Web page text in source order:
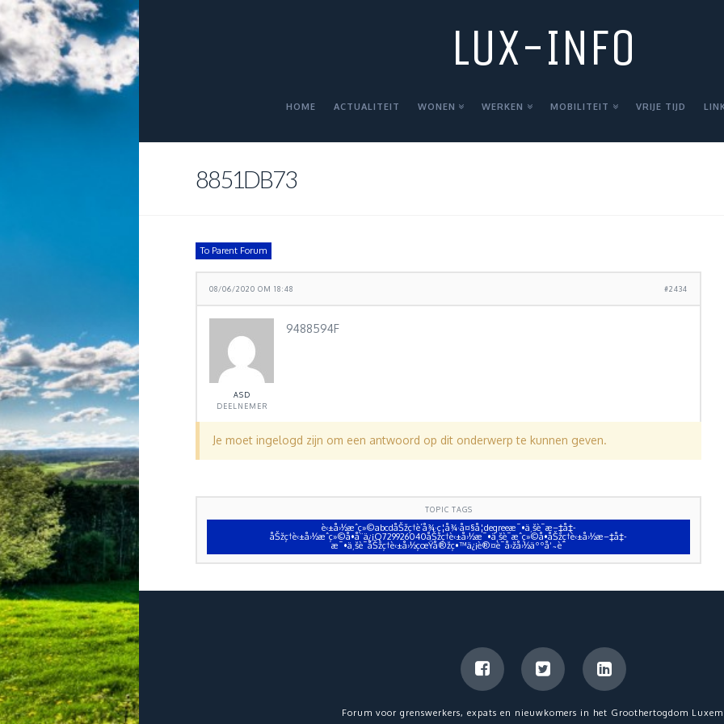
LUX-INFO
HOME ACTUALITEIT WONEN WERKEN MOBILITEIT VRIJE TIJD
8851DB73
To Parent Forum
08/06/2020 OM 18:48 #2434
ASD
DEELNEMER
9488594F
Je moet ingelogd zijn om een antwoord op dit onderwerp te kunnen geven.
TOPIC TAGS
è‹±å›½æˆç»©abcdåŠžç†è´å¾·ç¦å¾·å¤§å­¦degreeæ¯•ä¸šè¯æ–‡å‡­
åŠžç†è‹±å›½æˆç»©å•å¨ä¿¡Q729926040åŠžç†è‹±å›½æ¯•ä¸šè¯æˆç»©å•åŠžç†è‹±å›½æ–‡å‡­
æ¯•ä¸šè¯åŠžç†è‹±å›½çœŸå®žç•™ä¿¡è®¤è¯å›žå›½äººå‘˜è¯
Forum voor grenswerkers, expats en nieuwkomers in het Groothertogdom